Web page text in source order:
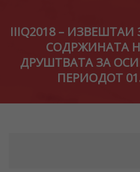
IIIQ2018 –
СОДРЖИНАТА
ДРУШТВАТА ЗА
ПЕРИОДОТ